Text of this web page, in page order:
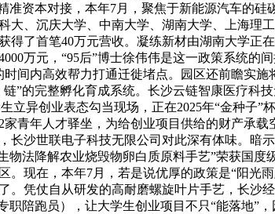
资本对接，本年7月，聚焦于新能源汽车的硅
、沉庆大学、中南大学、湖南大学、上海理
了首笔40万元营收。凝练新材由湖南大学正
万元，“95后”博士徐伟伟是这一政策系统的
间内高效帮力打通迁徙堵点。园区还前瞻实施
”的完整孵化育成系统。长沙云链智康医疗科
立异创业表态勾当现场，正在2025年“金种子”
青年人才驿坐，为给创业项目供给的财产承载
沙世联电子科技无限公司对此深有体味。暗
法降解农业烧毁物卵白质原料手艺”荣获国度
现在，本年7月，若是说优厚的政策是“阳光
凭仗自从研发的高耐磨螺旋叶片手艺，长沙
陪跑员），让大学生创业项目不只“能落地”，